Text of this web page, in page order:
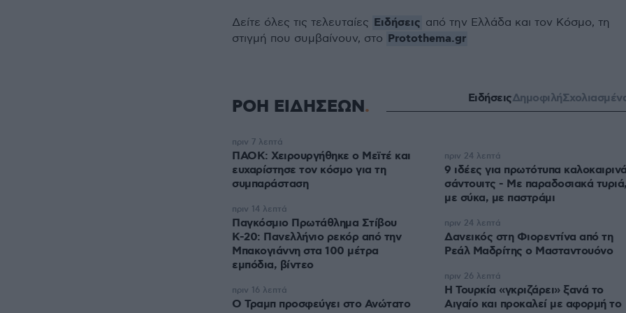
Δείτε όλες τις τελευταίες Ειδήσεις από την Ελλάδα και τον Κόσμο, τη
στιγμή που συμβαίνουν, στο Protothema.gr
ΡΟΗ ΕΙΔΗΣΕΩΝ ΕιδήσειςΔημοφιλή
ΠΑΟΚ: Χειρουργήθηκε ο Μεϊτέ και
ευχαρίστησε τον κόσμο για τη
συμπαράσταση
πριν 7 λεπτά
Παγκόσμιο Πρωτάθλημα Στίβου
Κ-20: Πανελλήνιο ρεκόρ από την
Μπακογιάννη στα 100 μέτρα
εμπόδια, βίντεο
πριν 14 λεπτά
Ο Τραμπ προσφεύγει στο Ανώτατο
πριν 16 λεπτά
9 ιδέες για πρωτότυπα καλοκαιρινά
σάντουιτς - Με παραδοσιακά τυριά,
με σύκα, με παστράμι
πριν 24 λεπτά
Δανεικός στη Φιορεντίνα από τη
Ρεάλ Μαδρίτης ο Μασταντουόνο
πριν 24 λεπτά
Η Τουρκία «γκριζάρει» ξανά το
Αιγαίο και προκαλεί με αφορμή το
πριν 26 λεπτά